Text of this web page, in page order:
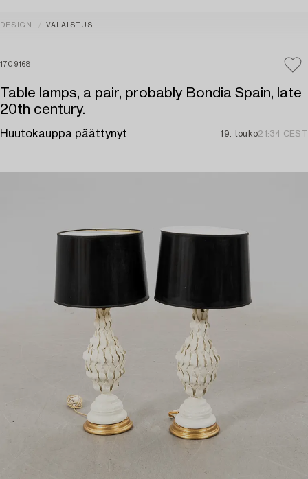
DESIGN VALAISTUS
1709168
Table lamps, a pair, probably Bondia Spain, late
20th century.
Huutokauppa päättynyt 19. touko21:34 CEST